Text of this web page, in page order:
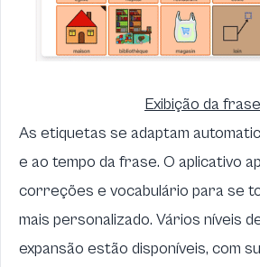
Exibição da frase
As etiquetas se adaptam
e ao tempo da frase. O aplicativo
correções e vocabulário para se
mais personalizado. Vários níveis
expansão estão disponíveis, com